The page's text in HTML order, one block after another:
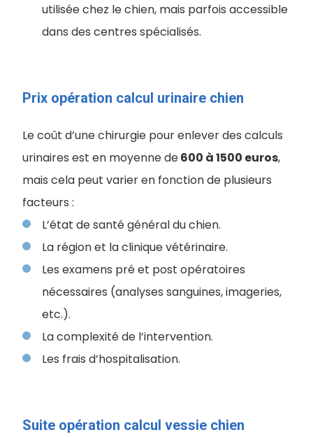
utilisée chez le chien, mais parfois accessible
dans des centres spécialisés.
Prix opération calcul urinaire chien
Le coût d’une chirurgie pour enlever des calculs
urinaires est en moyenne de600 à 1500 euros,
mais cela peut varier en fonction de plusieurs
facteurs :
L’état de santé général du chien.
La région et la clinique vétérinaire.
Les examens pré et post opératoires
nécessaires (analyses sanguines, imageries,
etc.).
La complexité de l’intervention.
Les frais d’hospitalisation.
Suite opération calcul vessie chien